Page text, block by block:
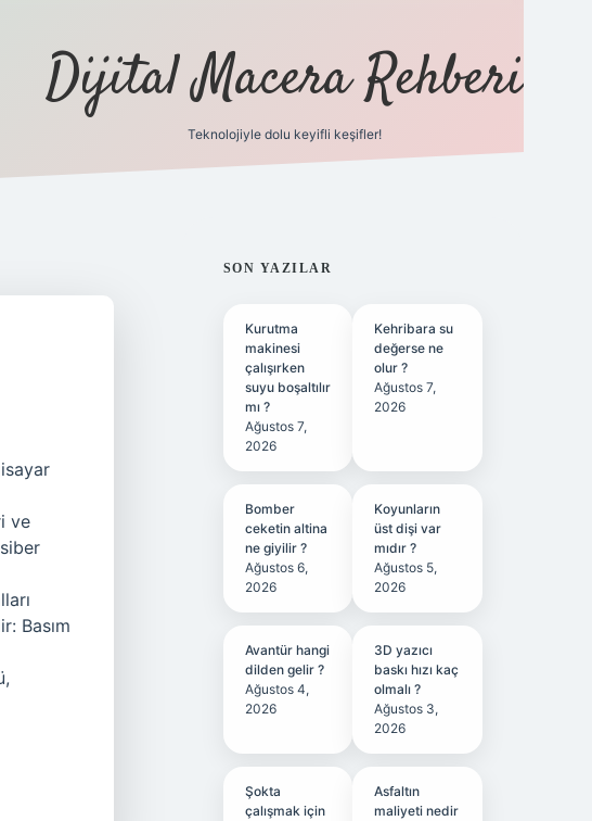
Dijital Macera Rehberi
Teknolojiyle dolu keyifli keşifler!
ve
Basım
SIDEBAR
SON YAZILAR
Kurutma
makinesi
çalışırken
suyu boşaltılır
mı ?
Ağustos 7,
2026
Kehribara su
değerse ne
olur ?
Ağustos 7,
2026
Bomber
ceketin altina
ne giyilir ?
Ağustos 6,
2026
Koyunların
üst dişi var
mıdır ?
Ağustos 5,
2026
Avantür hangi
dilden gelir ?
Ağustos 4,
2026
3D yazıcı
baskı hızı kaç
olmalı ?
Ağustos 3,
2026
Şokta
çalışmak için
Asfaltın
maliyeti nedir